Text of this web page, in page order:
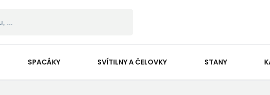
SPACÁKY SVÍTILNY A ČELOVKY STANY